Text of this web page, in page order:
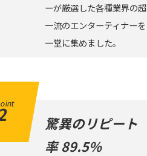
ーが厳選した各種業界の超
一流のエンターティナーを
一堂に集めました。
驚異のリピート
率 89.5%